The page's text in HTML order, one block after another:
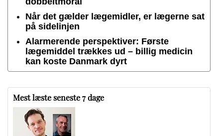
Når det gælder lægemidler, er lægerne sat
på sidelinjen
Alarmerende perspektiver: Første
lægemiddel trækkes ud – billig medicin
kan koste Danmark dyrt
Mest læste seneste 7 dage